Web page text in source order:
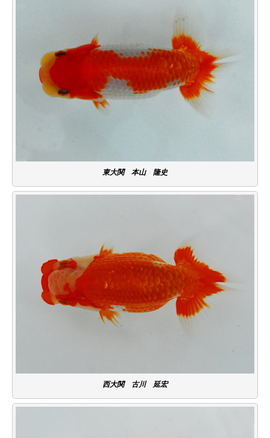
東大関 本山 隆史
西大関 古川 延宏